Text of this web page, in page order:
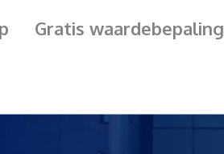
Gratis waardebepaling